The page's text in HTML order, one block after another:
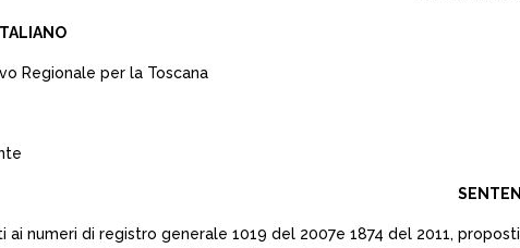
Regionale per la Toscana
ai numeri di registro generale 1019 del 2007e 1874 del 2011,